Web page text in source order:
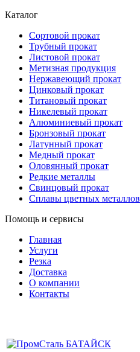
Каталог
Сортовой прокат
Трубный прокат
Листовой прокат
Метизная продукция
Нержавеющий прокат
Цинковый прокат
Титановый прокат
Никелевый прокат
Алюминиевый прокат
Бронзовый прокат
Латунный прокат
Медный прокат
Оловянный прокат
Редкие металлы
Свинцовый прокат
Сплавы цветных металлов
Помощь и сервисы
Главная
Услуги
Резка
Доставка
О компании
Контакты